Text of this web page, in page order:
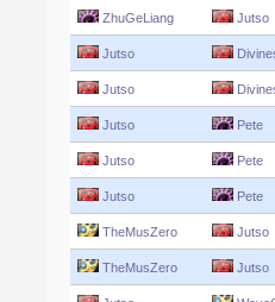
ZhuGeLiang Jutso
Jutso
Jutso
Jutso Pete
Jutso Pete
Jutso Pete
TheMusZero Jutso
TheMusZero Jutso